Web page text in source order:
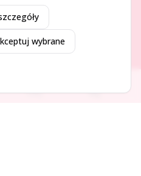
Firmy Blog
wybrane